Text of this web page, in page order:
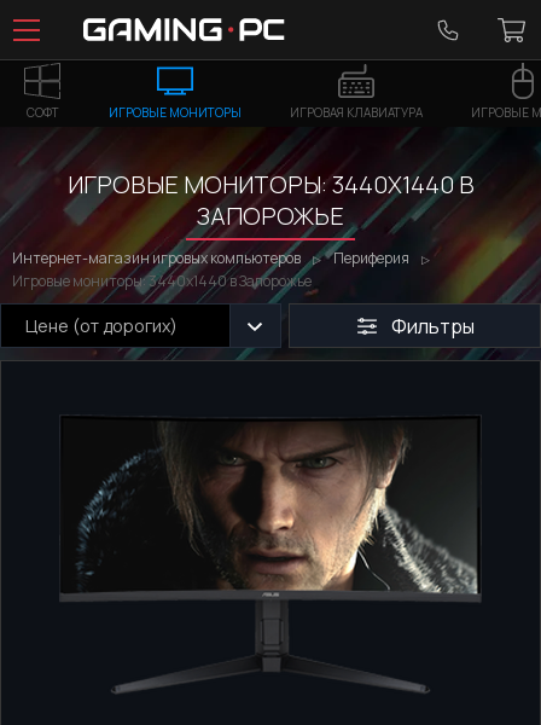
СОФТ ИГРОВЫЕ МОНИТОРЫ ИГРОВАЯ КЛАВИАТУРА ИГРОВЫЕ
ИГРОВЫЕ МОНИТОРЫ: 3440Х1440 В
ЗАПОРОЖЬЕ
Интернет-магазин игровых компьютеров
Периферия
Игровые мониторы: 3440х1440 в Запорожье
Цене (от дорогих) Фильтры